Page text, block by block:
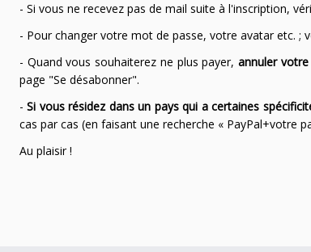
- Si vous ne recevez pas de mail suite à l'inscription,
- Pour changer votre mot de passe, votre avatar etc.
- Quand vous souhaiterez ne plus payer,annuler
page "Se désabonner".
-Si vous résidez dans un pays qui a certaines
cas par cas (en faisant une recherche « PayPal+votre
Au plaisir !